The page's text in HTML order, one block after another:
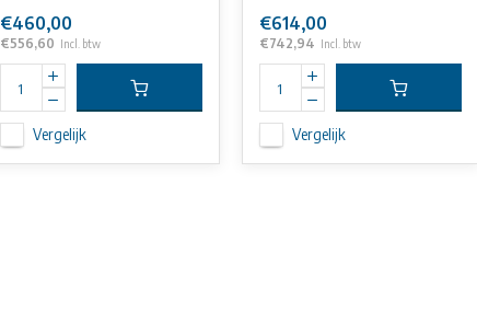
€460,00
€556,60 Incl. btw
Vergelijk
€614,00
€742,94 Incl. btw
Vergelijk